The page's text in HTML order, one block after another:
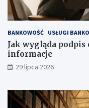
BANKOWOŚĆ USŁUGI
Jak wygląda
informacje
29 lipca 2026